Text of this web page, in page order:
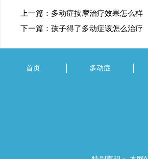
上一篇： 多动症按摩治疗效果怎么样
下一篇： 孩子得了多动症该怎么治疗
首页 多动症